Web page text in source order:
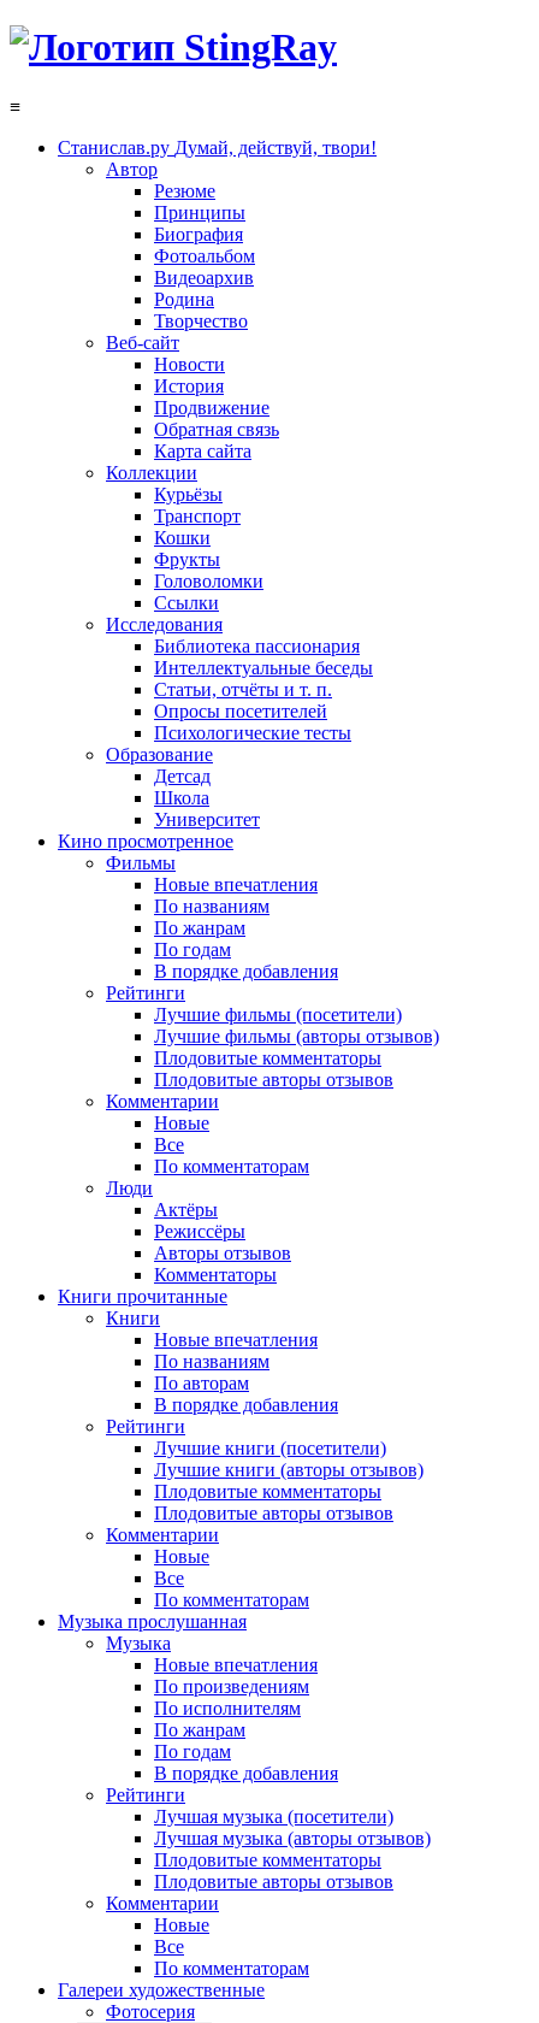
≡
Станислав.ру Думай, действуй, твори!
Автор
Резюме
Принципы
Биография
Фотоальбом
Видеоархив
Родина
Творчество
Веб-сайт
Новости
История
Продвижение
Обратная связь
Карта сайта
Коллекции
Курьёзы
Транспорт
Кошки
Фрукты
Головоломки
Ссылки
Исследования
Библиотека пассионария
Интеллектуальные беседы
Статьи, отчёты и т. п.
Опросы посетителей
Психологические тесты
Образование
Детсад
Школа
Университет
Кино просмотренное
Фильмы
Новые впечатления
По названиям
По жанрам
По годам
В порядке добавления
Рейтинги
Лучшие фильмы (посетители)
Лучшие фильмы (авторы отзывов)
Плодовитые комментаторы
Плодовитые авторы отзывов
Комментарии
Новые
Все
По комментаторам
Люди
Актёры
Режиссёры
Авторы отзывов
Комментаторы
Книги прочитанные
Книги
Новые впечатления
По названиям
По авторам
В порядке добавления
Рейтинги
Лучшие книги (посетители)
Лучшие книги (авторы отзывов)
Плодовитые комментаторы
Плодовитые авторы отзывов
Комментарии
Новые
Все
По комментаторам
Музыка прослушанная
Музыка
Новые впечатления
По произведениям
По исполнителям
По жанрам
По годам
В порядке добавления
Рейтинги
Лучшая музыка (посетители)
Лучшая музыка (авторы отзывов)
Плодовитые комментаторы
Плодовитые авторы отзывов
Комментарии
Новые
Все
По комментаторам
Галереи художественные
Фотосерия